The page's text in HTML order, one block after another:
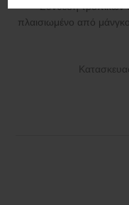
Σύνθεση τροπικών
πλαισιωμένο από